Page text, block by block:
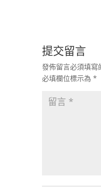
提交留言
發佈留言必須填寫
必填欄位標示為 *